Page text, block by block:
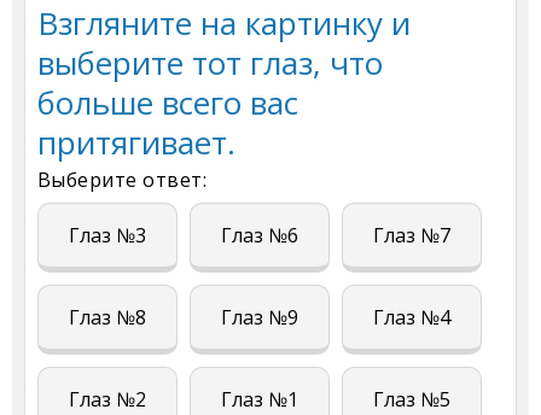
Взгляните на картинку и
выберите тот глаз, что
больше всего вас
притягивает.
Выберите ответ:
Глаз №3 Глаз №6 Глаз №7
Глаз №8 Глаз №9 Глаз №4
Глаз №2 Глаз №1 Глаз №5